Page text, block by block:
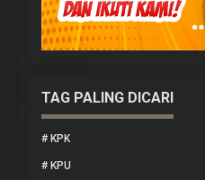
TAG PALING DICARI
# KPK
# KPU